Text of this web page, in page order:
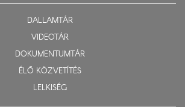
DALLAMTÁR
VIDEOTÁR
DOKUMENTUMTÁR
ÉLŐ KÖZVETÍTÉS
LELKISÉG